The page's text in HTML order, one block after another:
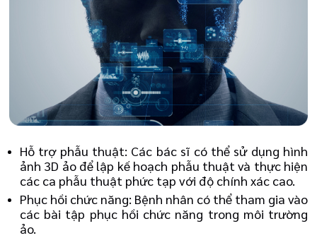
Hỗ trợ phẫu thuật: Các bác sĩ có thể sử dụng hình
ảnh 3D ảo để lập kế hoạch phẫu thuật và thực hiện
các ca phẫu thuật phức tạp với độ chính xác cao.
Phục hồi chức năng: Bệnh nhân có thể tham gia vào
các bài tập phục hồi chức năng trong môi trường
ảo.